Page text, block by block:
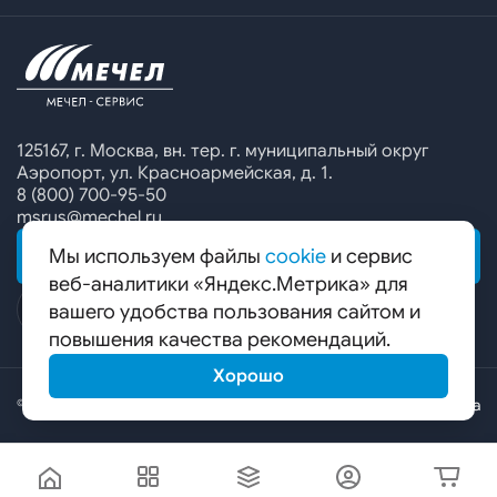
Сбор коммерческих предложений
Специальные предложения
Калькулятор металла
Ижсталь
Уральская кузница
Белорецкий металлургический комбинат
Гурьевский филиал ЧМК
125167, г. Москва, вн. тер. г. муниципальный округ
Аэропорт, ул. Красноармейская, д. 1.
8 (800) 700-95-50
msrus@mechel.ru
ОБРАТНАЯ СВЯЗЬ
© ООО «Мечел-Сервис», 2026 Карта сайта
Мы используем файлы cookie и сервис
веб-аналитики «Яндекс.Метрика» для
вашего удобства пользования сайтом и
повышения качества рекомендаций.
Хорошо